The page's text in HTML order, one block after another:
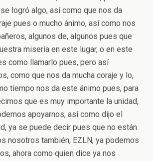
logró algo, así como que nos da
pues o mucho ánimo, así como nos
algunos de, algunos pues que
miseria en este lugar, o en este
como llamarlo pues, pero así
como que nos da mucha coraje y lo,
tiempo nos da este ánimo pues, para
que es muy importante la unidad,
apoyarnos, así como dijo el
ya se puede decir pues que no están
nosotros también, EZLN, ya podemos
ahora como quien dice ya nos